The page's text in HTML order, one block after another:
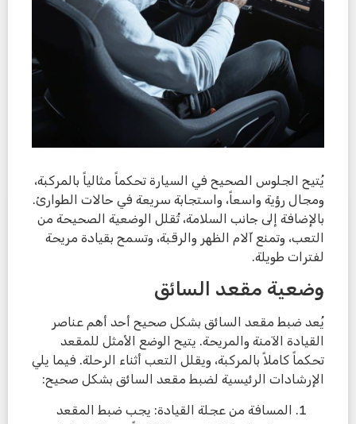
يُتيح الجلوس الصحيح في السيارة تحكماً مثالياً بالمركبة،
ومجال رؤية واسعاً، واستجابة سريعة في حالات الطوارئ.
بالإضافة إلى جانب السلامة، تُقلل الوضعية الصحيحة من
التعب، وتمنع آلام الظهر والرقبة، وتسمح بقيادة مريحة
لفترات طويلة.
وضعية مقعد السائق
يُعد ضبط مقعد السائق بشكل صحيح أحد أهم عناصر
القيادة الآمنة والمريحة. يتيح الوضع الأمثل للمقعد
تحكماً كاملاً بالمركبة، ويقلل التعب أثناء الرحلة. فيما يلي
الإرشادات الرئيسية لضبط مقعد السائق بشكل صحيح:
المسافة من عجلة القيادة: يجب ضبط المقعد